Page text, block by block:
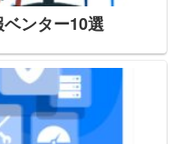
ンター10選